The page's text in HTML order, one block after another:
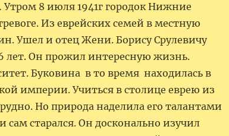
1941г городок Нижние
Из еврейских семей в местную
Ушел и отец Жени. Борису Срулевичу
лет. Он прожил интересную жизнь.
Буковина в то время находилась в
империи. Учиться в столице еврею из
Но природа наделила его талантами
сам старался. Он досконально изучил